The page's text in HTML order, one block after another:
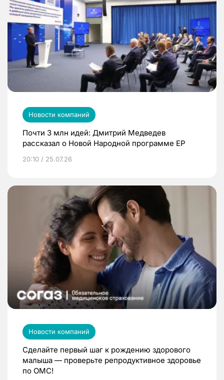
Новости компаний
Почти 3 млн идей: Дмитрий Медведев
рассказал о Новой Народной программе ЕР
20:10 / 25.07.26
Новости компаний
Сделайте первый шаг к рождению здорового
малыша — проверьте репродуктивное здоровье
по ОМС!